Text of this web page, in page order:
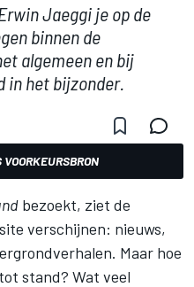
Jaeggi je op de
binnen de
algemeen en bij
in het bijzonder.
bezoekt, ziet de
verschijnen: nieuws,
Maar hoe
stand? Wat veel